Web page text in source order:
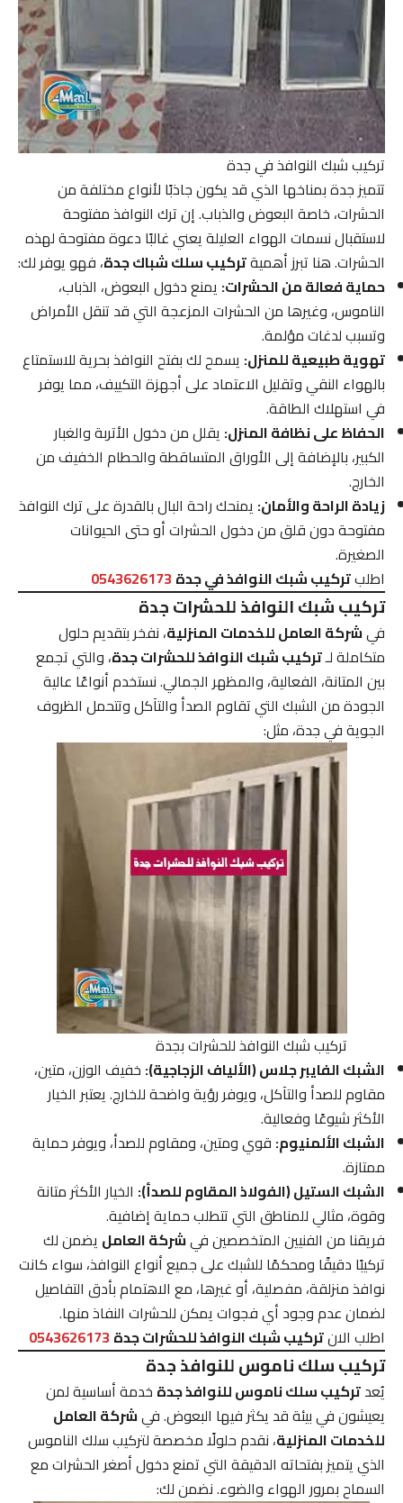
تركيب شبك النوافذ في جدة
تتميز جدة بمناخها الذي قد يكون جاذبًا لأنواع مختلفة من
الحشرات، خاصة البعوض والذباب. إن ترك النوافذ مفتوحة
لاستقبال نسمات الهواء العليلة يعني غالبًا دعوة مفتوحة لهذه
الحشرات. هنا تبرز أهميةتركيب سلك شباك جدة، فهو يوفر لك:
حماية فعالة من الحشرات:يمنع دخول البعوض، الذباب،
الناموس، وغيرها من الحشرات المزعجة التي قد تنقل الأمراض
وتسبب لدغات مؤلمة.
تهوية طبيعية للمنزل:يسمح لك بفتح النوافذ بحرية للاستمتاع
بالهواء النقي وتقليل الاعتماد على أجهزة التكييف، مما يوفر
في استهلاك الطاقة.
الحفاظ على نظافة المنزل:يقلل من دخول الأتربة والغبار
الكبير، بالإضافة إلى الأوراق المتساقطة والحطام الخفيف من
الخارج.
زيادة الراحة والأمان:يمنحك راحة البال بالقدرة على ترك النوافذ
مفتوحة دون قلق من دخول الحشرات أو حتى الحيوانات
الصغيرة.
اطلبتركيب شبك النوافذ في جدة0543626173
تركيب شبك النوافذ للحشرات جدة
فيشركة العامل للخدمات المنزلية، نفخر بتقديم حلول
متكاملة لـتركيب شبك النوافذ للحشرات جدة، والتي تجمع
بين المتانة، الفعالية، والمظهر الجمالي. نستخدم أنواعًا عالية
الجودة من الشبك التي تقاوم الصدأ والتآكل وتتحمل الظروف
الجوية في جدة، مثل:
تركيب شبك النوافذ للحشرات بجدة
الشبك الفايبر جلاس (الألياف الزجاجية):خفيف الوزن، متين،
مقاوم للصدأ والتآكل، ويوفر رؤية واضحة للخارج. يعتبر الخيار
الأكثر شيوعًا وفعالية.
الشبك الألمنيوم:قوي ومتين، ومقاوم للصدأ، ويوفر حماية
ممتازة.
الشبك الستيل (الفولاذ المقاوم للصدأ):الخيار الأكثر متانة
وقوة، مثالي للمناطق التي تتطلب حماية إضافية.
فريقنا من الفنيين المتخصصين فيشركة العامليضمن لك
تركيبًا دقيقًا ومحكمًا للشبك على جميع أنواع النوافذ، سواء كانت
نوافذ منزلقة، مفصلية، أو غيرها، مع الاهتمام بأدق التفاصيل
لضمان عدم وجود أي فجوات يمكن للحشرات النفاذ منها.
اطلب الانتركيب شبك النوافذ للحشرات جدة0543626173
تركيب سلك ناموس للنوافذ جدة
يُعدتركيب سلك ناموس للنوافذ جدةخدمة أساسية لمن
يعيشون في بيئة قد يكثر فيها البعوض. فيشركة العامل
للخدمات المنزلية، نقدم حلولًا مخصصة لتركيب سلك الناموس
الذي يتميز بفتحاته الدقيقة التي تمنع دخول أصغر الحشرات مع
السماح بمرور الهواء والضوء. نضمن لك: